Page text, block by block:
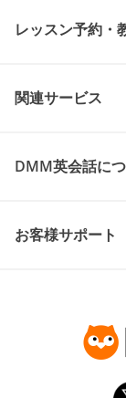
レッスン予約・
関連サービス
DMM英会話に
お客様サポート